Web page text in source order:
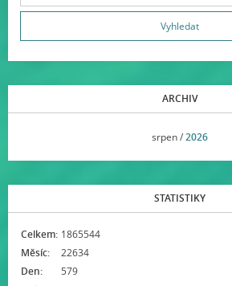
ARCHIV
srpen /2026
STATISTIKY
Celkem: 1865544
Měsíc:
22634
Den:
579